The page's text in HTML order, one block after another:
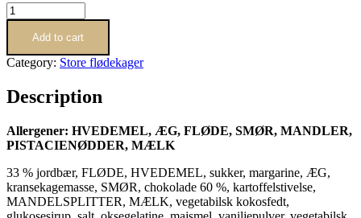
Jordbærtærte
5-
pers
quantity
Add to cart
Category: Store flødekager
Description
Allergener: HVEDEMEL, ÆG, FLØDE, SMØR, MANDLER,
PISTACIENØDDER, MÆLK
33 % jordbær, FLØDE, HVEDEMEL, sukker, margarine, ÆG,
kransekagemasse, SMØR, chokolade 60 %, kartoffelstivelse,
MANDELSPLITTER, MÆLK, vegetabilsk kokosfedt,